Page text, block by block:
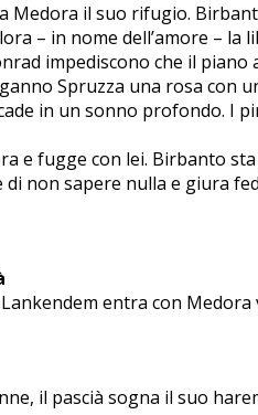
Medora il suo rifugio.
– in nome dell’amore – la
impediscono che il piano
Spruzza una rosa con
in un sonno profondo. I
e fugge con lei. Birbanto
non sapere nulla e giura
entra con
il pascià sogna il suo